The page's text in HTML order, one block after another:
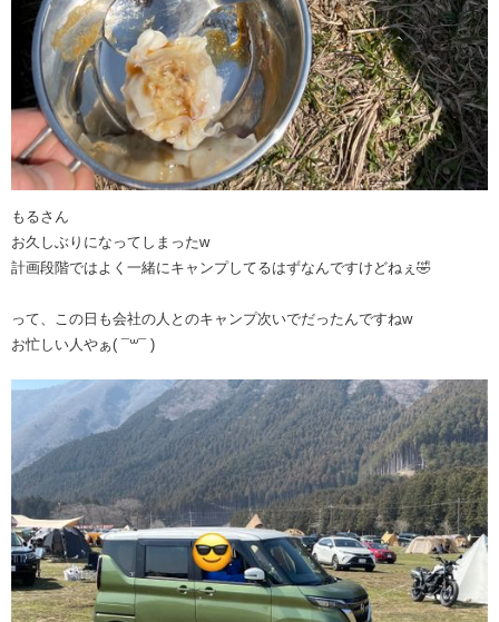
もるさん
お久しぶりになってしまったw
計画段階ではよく一緒にキャンプしてるはずなんですけどねぇ🤣
って、この日も会社の人とのキャンプ次いでだったんですねw
お忙しい人やぁ( ¯꒳¯ )